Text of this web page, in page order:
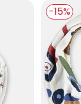
-15%